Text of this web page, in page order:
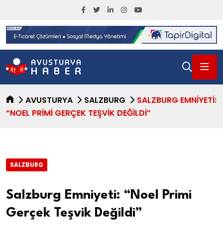
AVUSTURYA SALZBURG
SALZBURG EMNIYETI:
“NOEL PRIMI GERÇEK TEŞVIK DEĞILDI”
SALZBURG
Salzburg Emniyeti: “Noel Primi
Gerçek Teşvik Değildi”